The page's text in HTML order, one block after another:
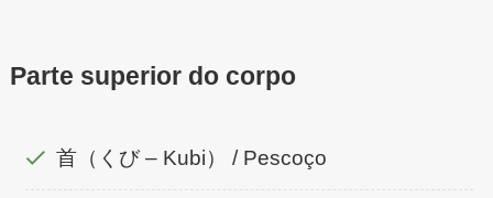
Parte superior do corpo
首（くび – Kubi） / Pescoço